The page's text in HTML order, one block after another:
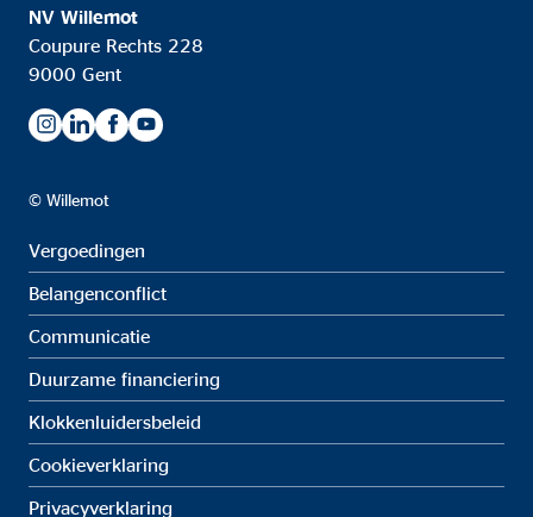
NV Willemot
Coupure Rechts 228
9000 Gent
© Willemot
Vergoedingen
Belangenconflict
Communicatie
Duurzame financiering
Klokkenluidersbeleid
Cookieverklaring
Privacyverklaring